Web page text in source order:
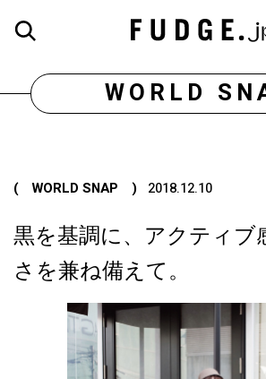
WORLD
( WORLD SNAP ) 2018.12.10
黒を基調に、アクティブ
さを兼ね備えて。